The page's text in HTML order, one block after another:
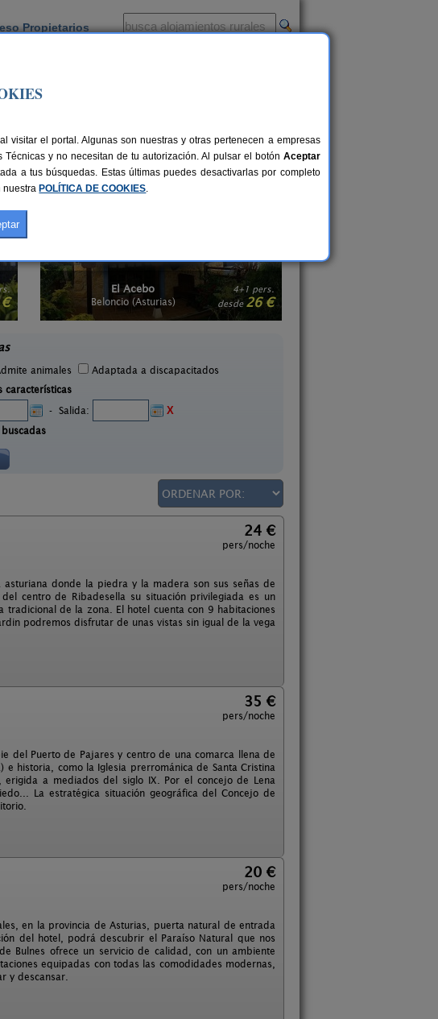
Propietarios
libre. Desconecta y vive cada momento de
la ubicación y sus servicios, y reserva el que más
Hostales Rurales en Asturias
6 pers.
desde 19 €
El Pajar de Pumarega
Castropol (Asturias)
animales
Adaptada a discapacitados
características
- Salida:
X
buscadas
24 €
pers/noche
donde la piedra y la madera son sus señas de
centro de Ribadesella su situación privilegiada es un
de la zona. El hotel cuenta con 9 habitaciones
podremos disfrutar de unas vistas sin igual de la vega
35 €
pers/noche
del Puerto de Pajares y centro de una comarca llena de
historia, como la Iglesia prerrománica de Santa Cristina
erigida a mediados del siglo IX. Por el concejo de Lena
La estratégica situación geográfica del Concejo de
20 €
pers/noche
en la provincia de Asturias, puerta natural de entrada
del hotel, podrá descubrir el Paraíso Natural que nos
Bulnes ofrece un servicio de calidad, con un ambiente
equipadas con todas las comodidades modernas,
y descansar.
el portal. Algunas son nuestras y otras pertenecen a empresas
y no necesitan de tu autorización. Al pulsar el botón Aceptar
a tus búsquedas. Estas últimas puedes desactivarlas por completo
nuestra POLÍTICA DE COOKIES.